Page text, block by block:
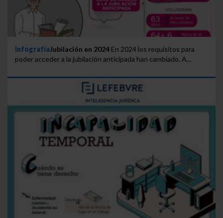
InfografíaJubilación en 2024 En 2024 los requisitos para
poder acceder a la jubilación anticipada han cambiado. A...